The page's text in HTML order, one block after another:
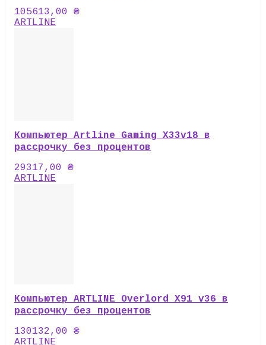
105613,00 ₴
ARTLINE
Компьютер Artline Gaming X33v18 в
рассрочку без процентов
29317,00 ₴
ARTLINE
Компьютер ARTLINE Overlord X91 v36 в
рассрочку без процентов
130132,00 ₴
ARTLINE